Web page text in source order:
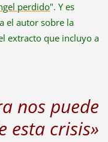
perdido". Y es
el autor sobre la
extracto que incluyo a
nos puede
esta crisis»